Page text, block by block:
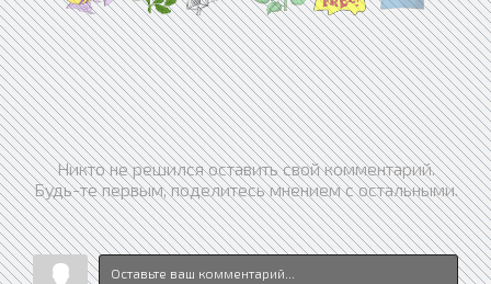
Никто не решился оставить свой комментарий.
Будь-те первым, поделитесь мнением с остальными.